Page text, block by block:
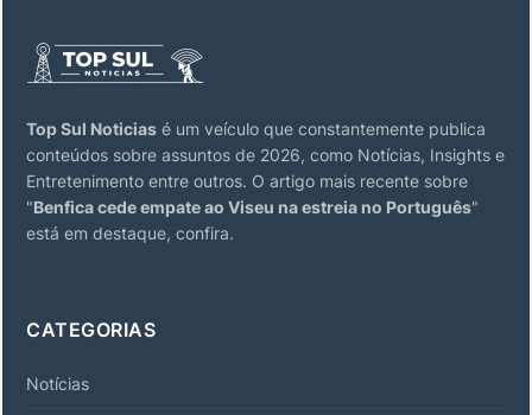
Top Sul Noticias é um veículo que constantemente publica
conteúdos sobre assuntos de 2026, como Notícias, Insights e
Entretenimento entre outros. O artigo mais recente sobre
"Benfica cede empate ao Viseu na estreia no Português"
está em destaque, confira.
CATEGORIAS
Notícias